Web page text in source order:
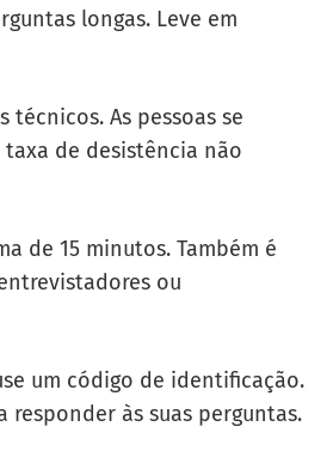
longas. Leve em
técnicos. As pessoas se
de desistência não
de 15 minutos. Também é
ou
um código de identificação.
às suas perguntas.